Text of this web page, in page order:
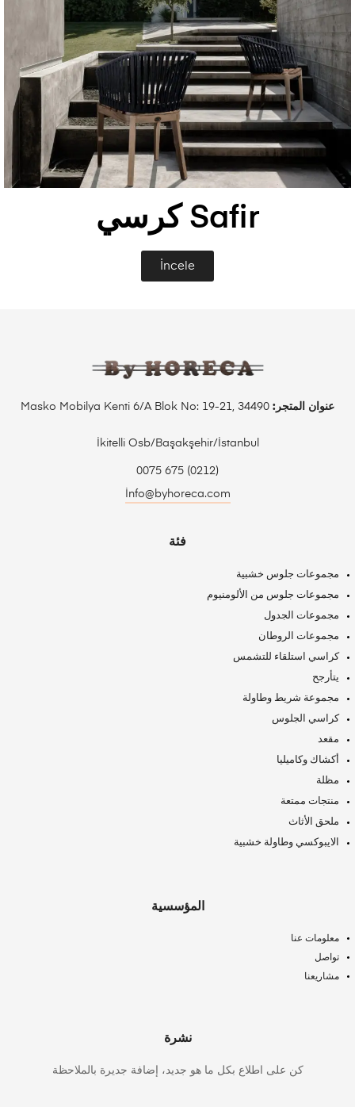
Safir كرسي
İncele
عنوان المتجر:
İkitelli Osb/Başakşehir/İstanbul
(0212) 675 0075
İnfo@byhoreca.com
فئة
مجموعات جلوس خشبية
مجموعات جلوس من الألومنيوم
مجموعات الجدول
مجموعات الروطان
كراسي استلقاء للتشمس
يتأرجح
مجموعة شريط وطاولة
كراسي الجلوس
مقعد
أكشاك وكاميليا
مظلة
منتجات ممتعة
ملحق الأثاث
الايبوكسي وطاولة خشبية
المؤسسية
معلومات عنا
تواصل
مشاريعنا
نشرة
كن على اطلاع بكل ما هو جديد، إضافة جديرة بالملاحظة